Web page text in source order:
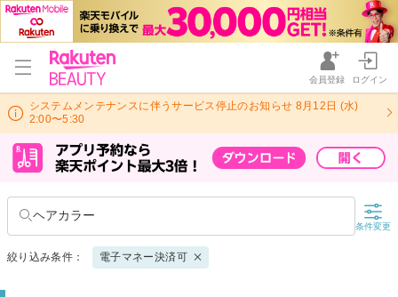
会員登録 ログイン
システムメンテナンスに伴うサービス停止のお知らせ 8月12日 (水)
2:00〜5:30
ヘアカラー
条件変更
絞り込み条件： 電子マネー決済可